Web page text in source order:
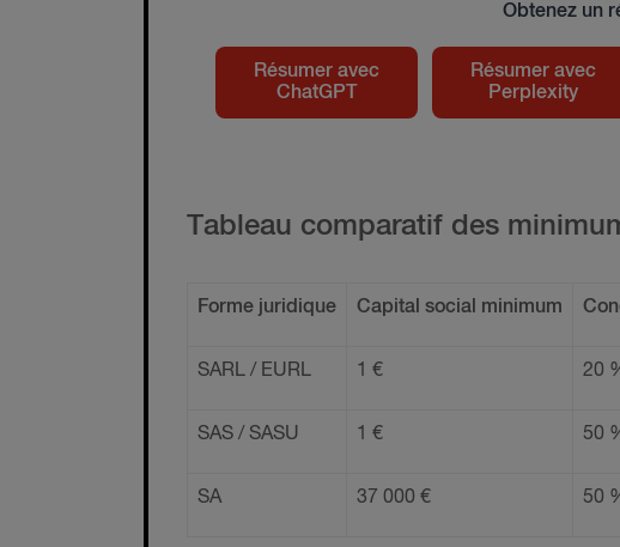
Obtenez un
Résumer avec
ChatGPT
Résumer avec
Perplexity
Tableau comparatif des
Forme juridique Capital social minimum
SARL / EURL 1 € 20
SAS / SASU 1 € 50
SA 37 000 € 50